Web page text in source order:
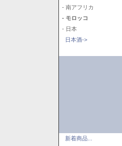
- 南アフリカ
- モロッコ
- 日本
日本酒->
新着商品...